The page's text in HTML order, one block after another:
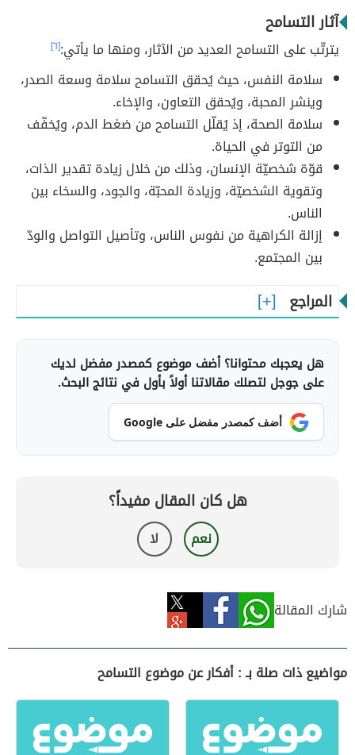
آثار التسامح
يترتّب على التسامح العديد من الآثار، ومنها ما يأتي:[٦]
سلامة النفس، حيث يُحقق التسامح سلامة وسعة الصدر،
وينشر المحبة، ويُحقق التعاون، والإخاء.
سلامة الصحة، إذ يُقلّل التسامح من ضغط الدم، ويُخفّف
من التوتر في الحياة.
قوّة شخصيّة الإنسان، وذلك من خلال زيادة تقدير الذات،
وتقوية الشخصيّة، وزيادة المحبّة، والجود، والسخاء بين
الناس.
إزالة الكراهية من نفوس الناس، وتأصيل التواصل والودّ
بين المجتمع.
المراجع
هل يعجبك محتوانا؟ أضف موضوع كمصدر مفضل لديك
على جوجل لتصلك مقالاتنا أولاً بأول في نتائج البحث.
أضف كمصدر مفضل على Google
هل كان المقال مفيداً؟
نعم لا
شارك المقالة
مواضيع ذات صلة بـ : أفكار عن موضوع التسامح